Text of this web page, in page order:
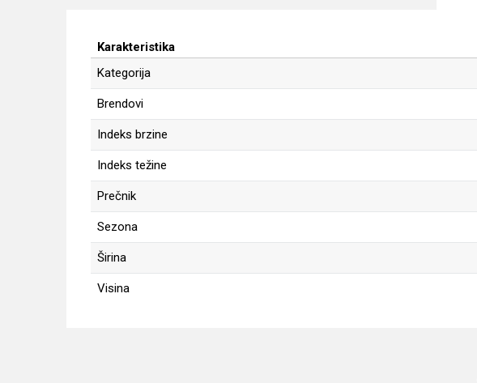
Karakteristika
Kategorija
Brendovi
Indeks brzine
Indeks težine
Prečnik
Sezona
Širina
Visina